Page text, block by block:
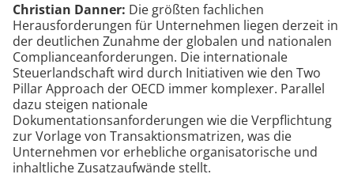
Christian Danner: Die größten fachlichen
Herausforderungen für Unternehmen liegen derzeit in
der deutlichen Zunahme der globalen und nationalen
Complianceanforderungen. Die internationale
Steuerlandschaft wird durch Initiativen wie den Two
Pillar Approach der OECD immer komplexer. Parallel
dazu steigen nationale
Dokumentationsanforderungen wie die Verpflichtung
zur Vorlage von Transaktionsmatrizen, was die
Unternehmen vor erhebliche organisatorische und
inhaltliche Zusatzaufwände stellt.